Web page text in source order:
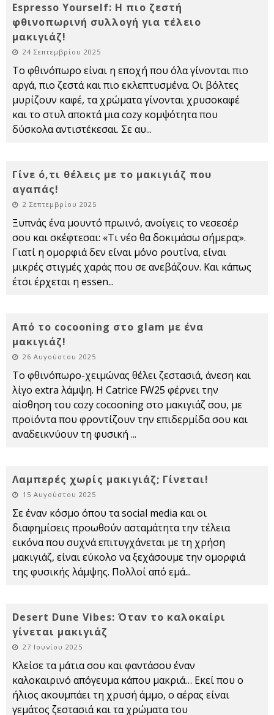
Espresso Yourself: Η πιο ζεστή
φθινοπωρινή συλλογή για τέλειο
μακιγιάζ!
24 Σεπτεμβρίου 2025
Το φθινόπωρο είναι η εποχή που όλα γίνονται πιο
αργά, πιο ζεστά και πιο εκλεπτυσμένα. Οι βόλτες
μυρίζουν καφέ, τα χρώματα γίνονται χρυσοκαφέ
και το στυλ αποκτά μια cozy κομψότητα που
δύσκολα αντιστέκεσαι. Σε αυ...
Γίνε ό,τι θέλεις με το μακιγιάζ που
αγαπάς!
2 Σεπτεμβρίου 2025
Ξυπνάς ένα μουντό πρωινό, ανοίγεις το νεσεσέρ
σου και σκέφτεσαι: «Τι νέο θα δοκιμάσω σήμερα;».
Γιατί η ομορφιά δεν είναι μόνο ρουτίνα, είναι
μικρές στιγμές χαράς που σε ανεβάζουν. Και κάπως
έτσι έρχεται η essen...
Από το cocooning στο glam με ένα
μακιγιάζ!
26 Αυγούστου 2025
Το φθινόπωρο-χειμώνας θέλει ζεστασιά, άνεση και
λίγο extra λάμψη. Η Catrice FW25 φέρνει την
αίσθηση του cozy cocooning στο μακιγιάζ σου, με
προϊόντα που φροντίζουν την επιδερμίδα σου και
αναδεικνύουν τη φυσική ...
Λαμπερές χωρίς μακιγιάζ; Γίνεται!
15 Αυγούστου 2025
Σε έναν κόσμο όπου τα social media και οι
διαφημίσεις προωθούν ασταμάτητα την τέλεια
εικόνα που συχνά επιτυγχάνεται με τη χρήση
μακιγιάζ, είναι εύκολο να ξεχάσουμε την ομορφιά
της φυσικής λάμψης. Πολλοί από εμά...
Desert Dune Vibes: Όταν το καλοκαίρι
γίνεται μακιγιάζ
27 Ιουνίου 2025
Κλείσε τα μάτια σου και φαντάσου έναν
καλοκαιρινό απόγευμα κάπου μακριά… Εκεί που ο
ήλιος ακουμπάει τη χρυσή άμμο, ο αέρας είναι
γεμάτος ζεστασιά και τα χρώματα του